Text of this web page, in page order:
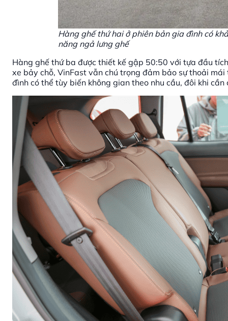
Hàng ghế thứ hai ở phiên bản gia đình có
năng ngả lưng ghế
Hàng ghế thứ ba được thiết kế gập 50:50 với tựa đầu
xe bảy chỗ, VinFast vẫn chú trọng đảm bảo sự thoải
đình có thể tùy biến không gian theo nhu cầu, đôi khi